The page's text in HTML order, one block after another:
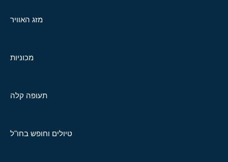
מזג האוויר
מכוניות
תעופה קלה
טיולים וחופש בחו"ל